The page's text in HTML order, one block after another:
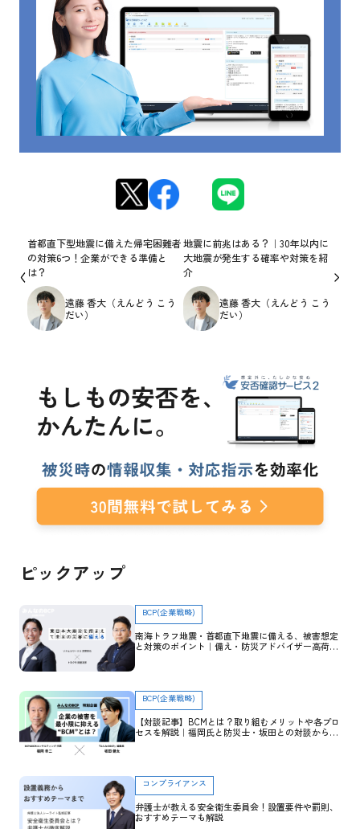
首都直下型地震に備えた帰宅困難者
の対策6つ！企業ができる準備と
は？
遠藤 香大（えんどう こう
だい）
地震に前兆はある？｜30年以内に
大地震が発生する確率や対策を紹
介
遠藤 香大（えんどう こう
だい）
ピックアップ
BCP(企業戦略)
南海トラフ地震・首都直下地震に備える、被害想定
と対策のポイント｜備え・防災アドバイザー高荷智
BCP(企業戦略)
【対談記事】BCMとは？取り組むメリットや各プロ
セスを解説｜福岡氏と防災士・坂田との対談から学
コンプライアンス
弁護士が教える安全衛生委員会！設置要件や罰則、
おすすめテーマも解説